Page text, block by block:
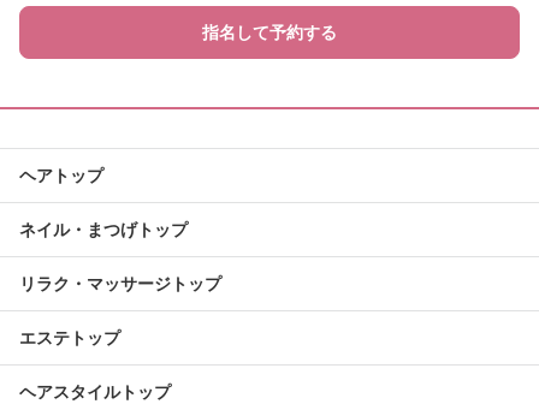
指名して予約する
ヘアトップ
ネイル・まつげトップ
リラク・マッサージトップ
エステトップ
ヘアスタイルトップ